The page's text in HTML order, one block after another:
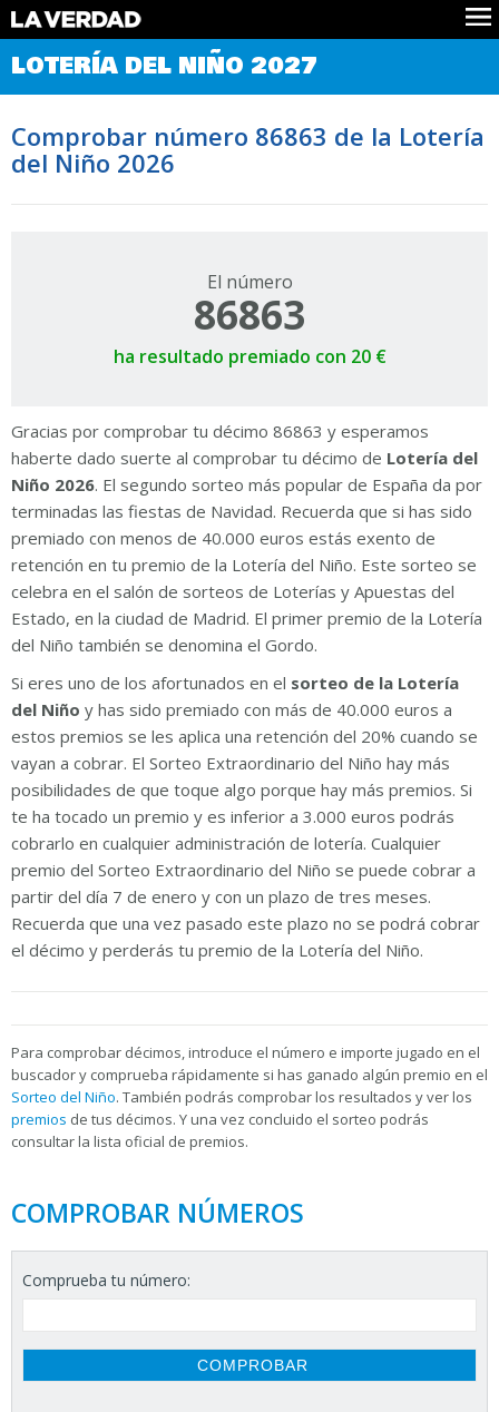
Comprobar Loteria del Niño
Premios
Noticias
Datos
Historia
LOTERÍA DEL NIÑO 2027
Comprobar número 86863 de la Lotería
del Niño 2026
El número
86863
ha resultado premiado con 20 €
Gracias por comprobar tu décimo 86863 y esperamos
haberte dado suerte al comprobar tu décimo de Lotería del
Niño 2026. El segundo sorteo más popular de España da por
terminadas las fiestas de Navidad. Recuerda que si has sido
premiado con menos de 40.000 euros estás exento de
retención en tu premio de la Lotería del Niño. Este sorteo se
celebra en el salón de sorteos de Loterías y Apuestas del
Estado, en la ciudad de Madrid. El primer premio de la Lotería
del Niño también se denomina el Gordo.
Si eres uno de los afortunados en el sorteo de la Lotería
del Niño y has sido premiado con más de 40.000 euros a
estos premios se les aplica una retención del 20% cuando se
vayan a cobrar. El Sorteo Extraordinario del Niño hay más
posibilidades de que toque algo porque hay más premios. Si
te ha tocado un premio y es inferior a 3.000 euros podrás
cobrarlo en cualquier administración de lotería. Cualquier
premio del Sorteo Extraordinario del Niño se puede cobrar a
partir del día 7 de enero y con un plazo de tres meses.
Recuerda que una vez pasado este plazo no se podrá cobrar
el décimo y perderás tu premio de la Lotería del Niño.
Para comprobar décimos, introduce el número e importe jugado en el
buscador y comprueba rápidamente si has ganado algún premio en el
Sorteo del Niño. También podrás comprobar los resultados y ver los
premios de tus décimos. Y una vez concluido el sorteo podrás
consultar la lista oficial de premios.
COMPROBAR NÚMEROS
Comprueba tu número: